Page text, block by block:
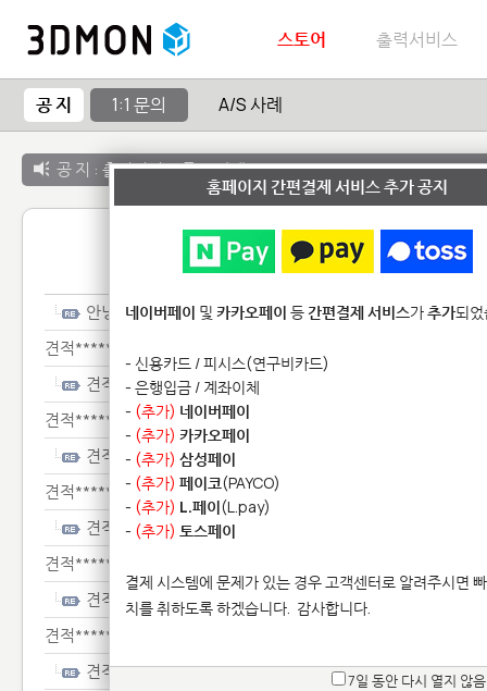
스토어 출력서비스
공 지 1:1 문의 A/S 사례
공 지 : 출력서비스 종료 안내
1:1 문
안녕******************
견적********
견적********
견적******
견적******
견적*******
견적*******
견적*******
견적*******
견적***********
견적***********
홈페이지 간편결제 서비스 추가 공지
네이버페이 및 카카오페이 등간편결제 서비스가추가되
- 신용카드 / 피시스(연구비카드)
- 은행입금 / 계좌이체
- (추가) 네이버페이
- (추가) 카카오페이
- (추가) 삼성페이
- (추가) 페이코(PAYCO)
- (추가) L.페이(L.pay)
- (추가) 토스페이
결제 시스템에 문제가 있는 경우 고객센터로 알려주시면
치를 취하도록 하겠습니다. 감사합니다.
7일 동안 다시 열지 않음